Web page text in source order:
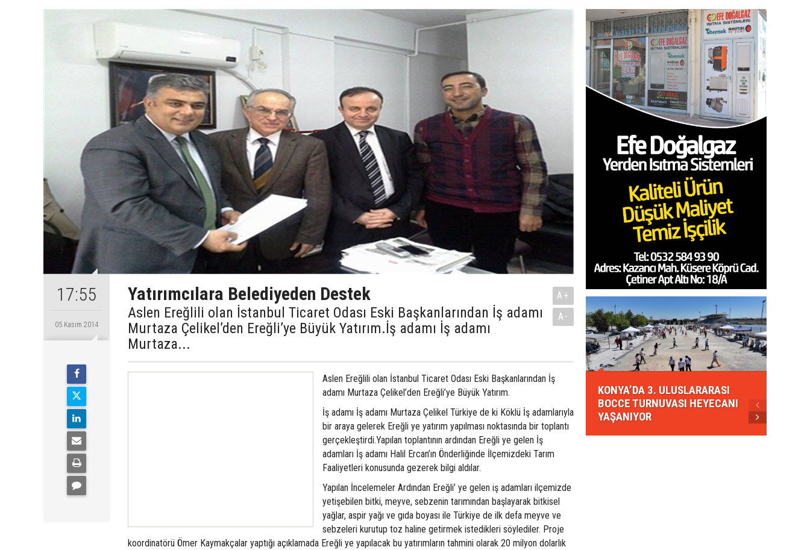
17:55
05 Kasım 2014
Yatırımcılara Belediyeden Destek
Aslen Ereğlili olan İstanbul Ticaret Odası Eski Başkanlarından İş adamı
Murtaza Çelikel’den Ereğli’ye Büyük Yatırım.İş adamı İş adamı
Murtaza...
A+
A-
Aslen Ereğlili olan İstanbul Ticaret Odası Eski Başkanlarından İş
adamı Murtaza Çelikel’den Ereğli’ye Büyük Yatırım.
İş adamı İş adamı Murtaza Çelikel Türkiye de ki Köklü İş adamlarıyla
bir araya gelerek Ereğli ye yatırım yapılması noktasında bir toplantı
gerçekleştirdi.Yapılan toplantının ardından Ereğli ye gelen İş
adamları İş adamı Halil Ercan’ın Önderliğinde İlçemizdeki Tarım
Faaliyetleri konusunda gezerek bilgi aldılar.
Yapılan İncelemeler Ardından Ereğli’ ye gelen iş adamları ilçemizde
yetişebilen bitki, meyve, sebzenin tarımından başlayarak bitkisel
yağlar, aspir yağı ve gıda boyası ile Türkiye de ilk defa meyve ve
sebzeleri kurutup toz haline getirmek istedikleri söylediler. Proje
koordinatörü Ömer Kaymakçalar yaptığı açıklamada Ereğli ye yapılacak bu yatırımların tahmini olarak 20 milyon dolarlık
KONYA’DA 3. ULUSLARARASI
BOCCE TURNUVASI HEYECANI
YAŞANIYOR